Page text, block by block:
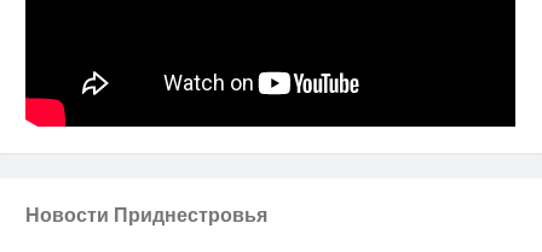
Новости Приднестровья